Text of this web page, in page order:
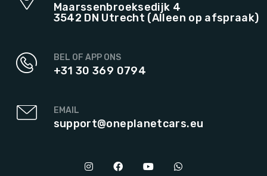
Maarssenbroeksedijk 4
3542 DN Utrecht (Alleen op afspraak)
BEL OF APP ONS
+31 30 369 0794
EMAIL
support@oneplanetcars.eu